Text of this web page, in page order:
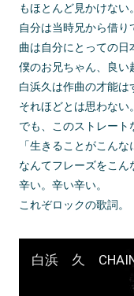
もほとんど見かけない。
自分は当時兄から借
曲は自分にとっての
僕のお兄ちゃん、良い
白浜久は作曲の才能は
それほどとは思わない。
でも、このストレート
「生きることがこんな
なんてフレーズをこん
辛い。辛い辛い。
これぞロックの歌詞。
白浜 久